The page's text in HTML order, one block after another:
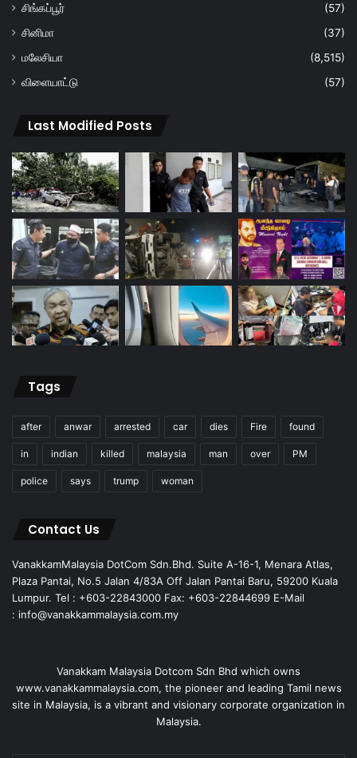
சிங்கப்பூர்
(57)
சினிமா
(37)
மலேசியா
(8,515)
விளையாட்டு
(57)
Last Modified Posts
Tags
after anwar arrested car dies Fire found
in indian killed malaysia man over PM
police says trump woman
Contact Us
VanakkamMalaysia DotCom Sdn.Bhd. Suite A-16-1, Menara Atlas,
Plaza Pantai, No.5 Jalan 4/83A Off Jalan Pantai Baru, 59200 Kuala
Lumpur. Tel : +603-22843000 Fax: +603-22844699 E-Mail
: info@vanakkammalaysia.com.my
Vanakkam Malaysia Dotcom Sdn Bhd which owns
www.vanakkammalaysia.com, the pioneer and leading Tamil news
site in Malaysia, is a vibrant and visionary corporate organization in
Malaysia.